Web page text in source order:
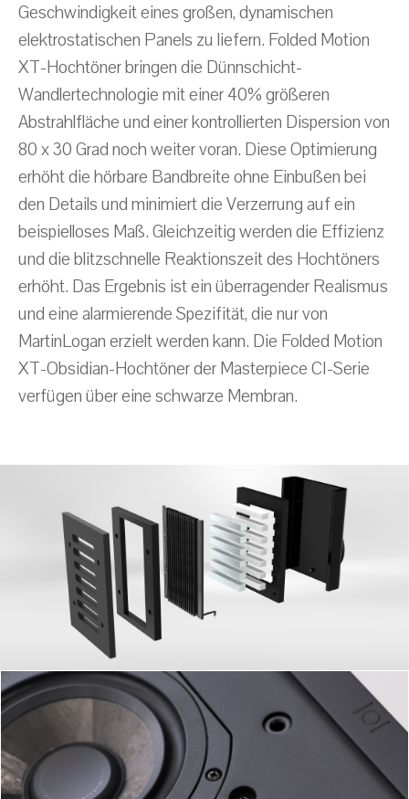
Geschwindigkeit eines großen, dynamischen
elektrostatischen Panels zu liefern. Folded Motion
XT-Hochtöner bringen die Dünnschicht-
Wandlertechnologie mit einer 40% größeren
Abstrahlfläche und einer kontrollierten Dispersion von
80 x 30 Grad noch weiter voran. Diese Optimierung
erhöht die hörbare Bandbreite ohne Einbußen bei
den Details und minimiert die Verzerrung auf ein
beispielloses Maß. Gleichzeitig werden die Effizienz
und die blitzschnelle Reaktionszeit des Hochtöners
erhöht. Das Ergebnis ist ein überragender Realismus
und eine alarmierende Spezifität, die nur von
MartinLogan erzielt werden kann. Die Folded Motion
XT-Obsidian-Hochtöner der Masterpiece CI-Serie
verfügen über eine schwarze Membran.